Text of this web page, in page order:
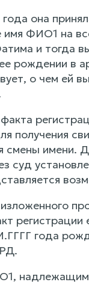
она
имя ФИО1 на
и тогда
рождении в
о чем ей
получения
смены имени.
суд
года